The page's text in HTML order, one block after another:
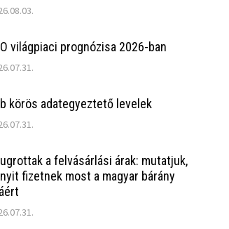
világpiaci prognózisa 2026-ban
körös adategyeztető levelek
a felvásárlási árak: mutatjuk,
fizetnek most a magyar bárány